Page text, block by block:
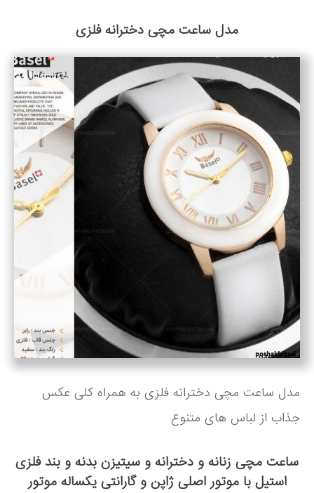
مدل ساعت مچی دخترانه فلزی
مدل ساعت مچی دخترانه فلزی به همراه کلی عکس
جذاب از لباس های متنوع
ساعت مچی زنانه و دخترانه و سیتیزن بدنه و بند فلزی
استیل با موتور اصلی ژاپن و گارانتی یکساله موتور